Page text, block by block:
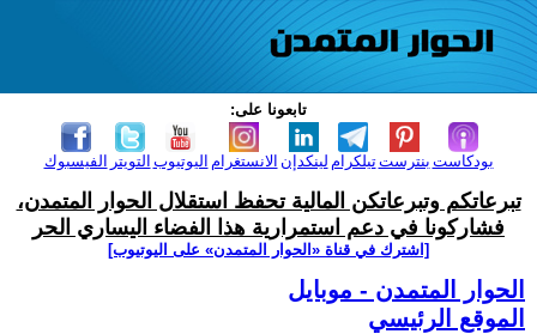
تابعونا على:
الفيسبوك التويتر اليوتيوب الانستغرام لينكدإن تيلكرامبنترست بودكاست
تبرعاتكم وتبرعاتكن المالية تحفظ استقلال الحوار المتمدن،
فشاركونا في دعم استمرارية هذا الفضاء اليساري الحر
[اشترك في قناة ‫«الحوار المتمدن» على اليوتيوب]
الحوار المتمدن - موبايل
الموقع الرئيسي